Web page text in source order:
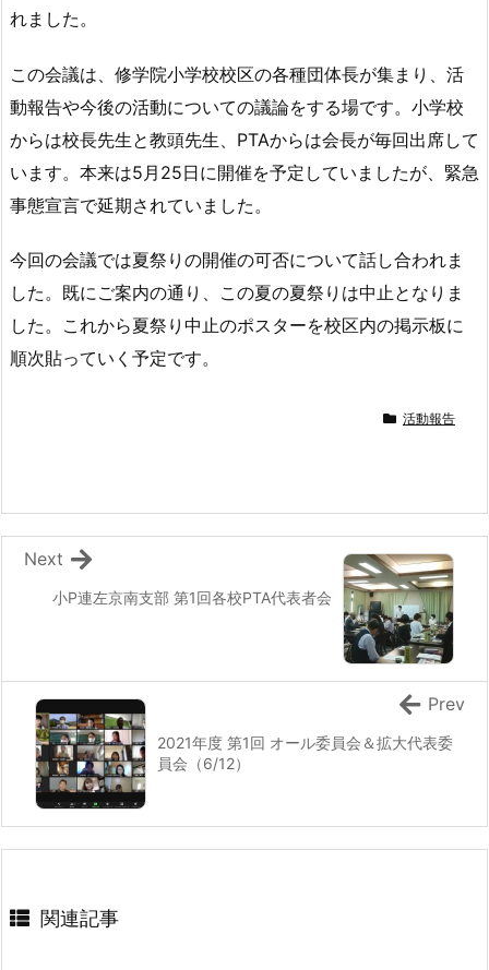
れました。
この会議は、修学院小学校校区の各種団体長が集まり、活
動報告や今後の活動についての議論をする場です。小学校
からは校長先生と教頭先生、PTAからは会長が毎回出席して
います。本来は5月25日に開催を予定していましたが、緊急
事態宣言で延期されていました。
今回の会議では夏祭りの開催の可否について話し合われま
した。既にご案内の通り、この夏の夏祭りは中止となりま
した。これから夏祭り中止のポスターを校区内の掲示板に
順次貼っていく予定です。
活動報告
小P連左京南支部 第1回各校PTA代表者会
Next
2021年度 第1回 オール委員会＆拡大代表委
員会（6/12）
Prev
関連記事